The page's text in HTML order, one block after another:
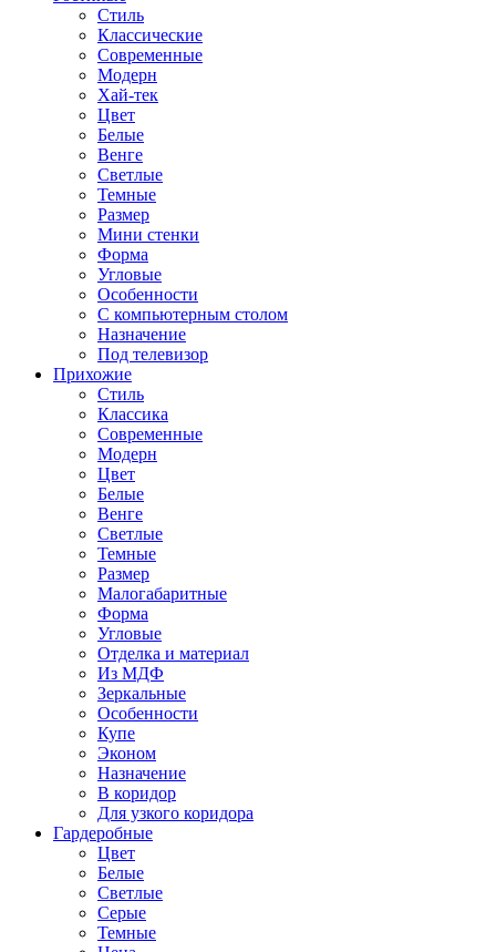
Стиль
Классические
Современные
Модерн
Хай-тек
Цвет
Белые
Венге
Светлые
Темные
Размер
Мини стенки
Форма
Угловые
Особенности
С компьютерным столом
Назначение
Под телевизор
Прихожие
Стиль
Классика
Современные
Модерн
Цвет
Белые
Венге
Светлые
Темные
Размер
Малогабаритные
Форма
Угловые
Отделка и материал
Из МДФ
Зеркальные
Особенности
Купе
Эконом
Назначение
В коридор
Для узкого коридора
Гардеробные
Цвет
Белые
Светлые
Серые
Темные